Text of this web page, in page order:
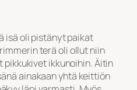
isä oli pistänyt paikat
terä oli ollut niin
ikkunoihin. Äitin
ainakaan yhtä keittiön